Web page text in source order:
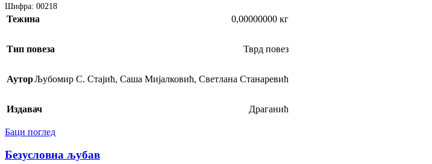
Шифра: 00218
Тежина 0,00000000 кг
Тип повеза Тврд повез
АуторЉубомир С. Стајић, Саша Мијалковић, Светлана Станаревић
Издавач Драганић
Баци поглед
Безусловна љубав